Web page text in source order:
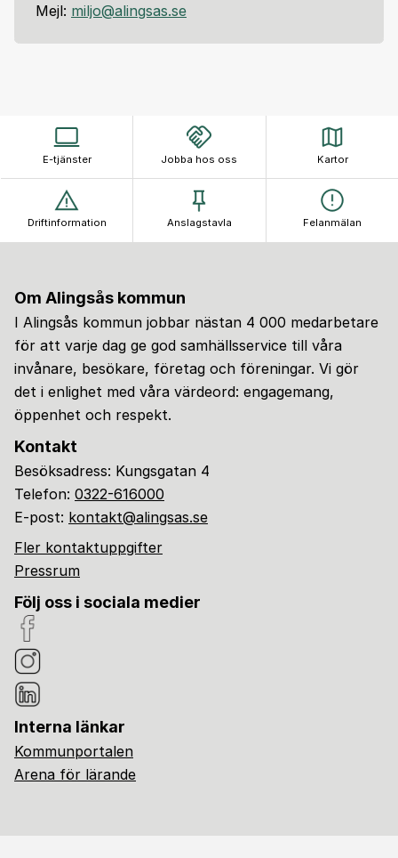
Mejl: miljo@alingsas.se
E-tjänster Jobba hos oss Kartor
Driftinformation Anslagstavla Felanmälan
Om Alingsås kommun
I Alingsås kommun jobbar nästan 4 000 medarbetare
för att varje dag ge god samhällsservice till våra
invånare, besökare, företag och föreningar. Vi gör
det i enlighet med våra värdeord: engagemang,
öppenhet och respekt.
Kontakt
Besöksadress: Kungsgatan 4
Telefon: 0322-616000
E-post: kontakt@alingsas.se
Fler kontaktuppgifter
Pressrum
Följ oss i sociala medier
Interna länkar
Kommunportalen
Arena för lärande